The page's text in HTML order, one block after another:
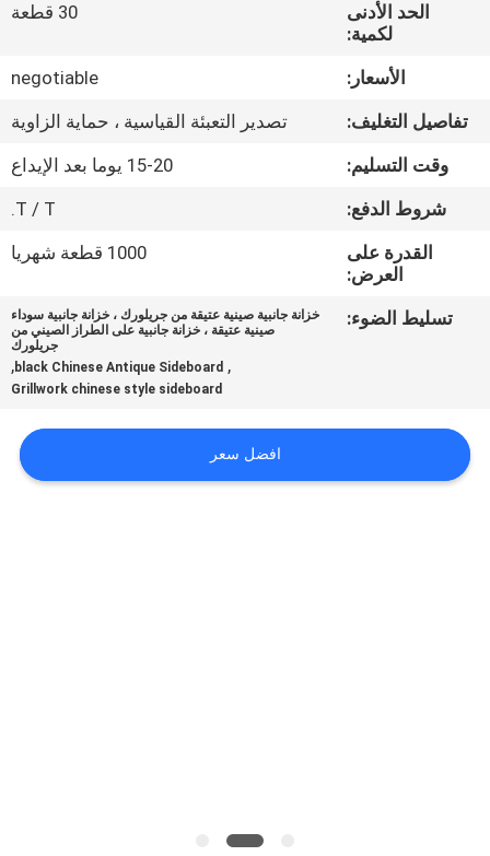
المعمل
مراقبة
الجودة
خريطة
الموقع
POLICY
الحد الأدنى
لكمية:
30 قطعة
الأسعار:
negotiable
تفاصيل التغليف:
تصدير التعبئة القياسية ، حماية الزاوية
وقت التسليم:
15-20 يوما بعد الإيداع
شروط الدفع:
T / T.
القدرة على
العرض:
1000 قطعة شهريا
تسليط الضوء:
خزانة جانبية صينية عتيقة من جريلورك ، خزانة جانبية سوداء
صينية عتيقة ، خزانة جانبية على الطراز الصيني من
جريلورك
,
black Chinese Antique Sideboard
,
Grillwork chinese style sideboard
افضل سعر